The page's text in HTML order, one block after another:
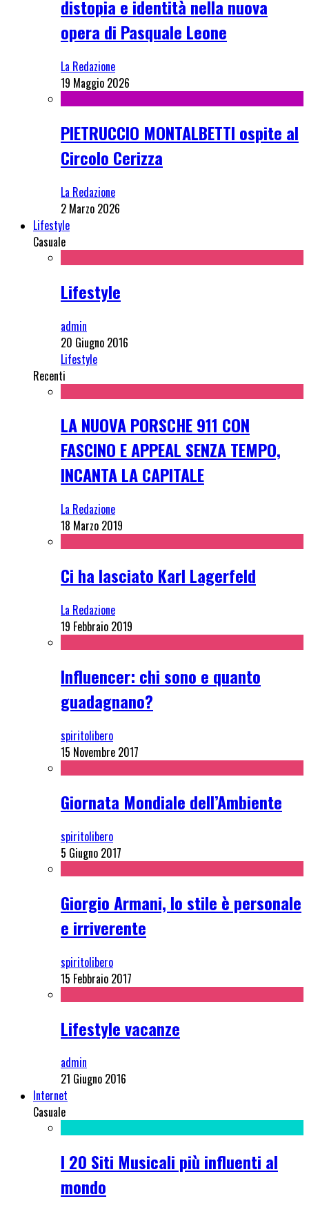
distopia e identità nella nuova
opera di Pasquale Leone
La Redazione
19 Maggio 2026
PIETRUCCIO MONTALBETTI ospite al
Circolo Cerizza
La Redazione
2 Marzo 2026
Lifestyle
Casuale
Lifestyle
admin
20 Giugno 2016
Lifestyle
Recenti
LA NUOVA PORSCHE 911 CON
FASCINO E APPEAL SENZA TEMPO,
INCANTA LA CAPITALE
La Redazione
18 Marzo 2019
Ci ha lasciato Karl Lagerfeld
La Redazione
19 Febbraio 2019
Influencer: chi sono e quanto
guadagnano?
spiritolibero
15 Novembre 2017
Giornata Mondiale dell’Ambiente
spiritolibero
5 Giugno 2017
Giorgio Armani, lo stile è personale
e irriverente
spiritolibero
15 Febbraio 2017
Lifestyle vacanze
admin
21 Giugno 2016
Internet
Casuale
I 20 Siti Musicali più influenti al
mondo